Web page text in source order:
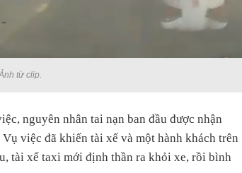
từ clip.
nguyên nhân tai nạn ban đầu được nhận
việc đã khiến tài xế và một hành khách trên
tài xế taxi mới định thần ra khỏi xe, rồi bình